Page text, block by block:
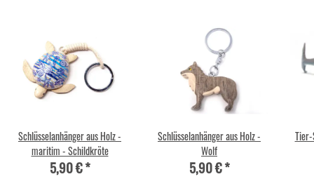
Schlüsselanhänger aus Holz -
maritim - Schildkröte
5,90 €*
Schlüsselanhänger aus Holz -
Wolf
5,90 €*